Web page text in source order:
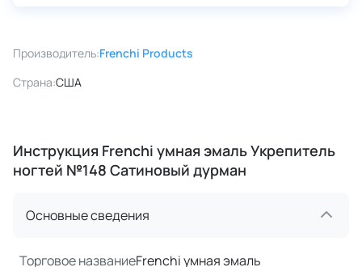
Производитель:Frenchi Products
Страна:США
Инструкция Frenchi умная эмаль Укрепитель
ногтей №148 Сатиновый дурман
Основные сведения
Торговое названиеFrenchi умная эмаль